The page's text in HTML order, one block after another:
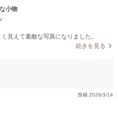
小物
見えて素敵な写真になりました。
続きを見る
投稿 2026/3/14